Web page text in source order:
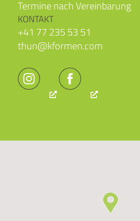
Termine nach Vereinbarung
KONTAKT
+41 77 235 53 51
thun@kformen.com